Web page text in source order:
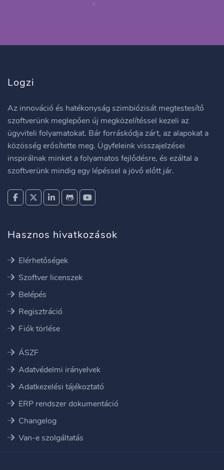
Logzi
Az innováció és hatékonyság szimbiózisát megtestesítő
szoftverünk meglepően új megközelítéssel kezeli az
ügyviteli folyamatokat. Bár forráskódja zárt, az alapokat a
közösség erősítette meg. Ügyfeleink visszajelzései
inspirálnak minket a folyamatos fejlődésre, és ezáltal a
szoftverünk mindig egy lépéssel a jövő előtt jár.
Hasznos hivatkozások
Elérhetőségek
Szoftver licenszek
Belépés
Regisztráció
Fiók törlése
ÁSZF
Adatvédelmi irányelvek
Adatkezelési tájékoztató
ERP rendszer dokumentáció
Changelog
Van-e szolgáltatás